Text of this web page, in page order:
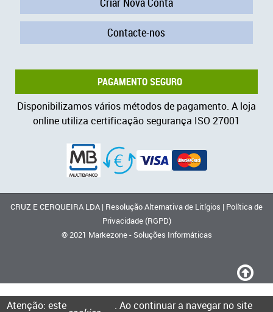
Contacte-nos
PAGAMENTO SEGURO
Disponibilizamos vários métodos de pagamento. A loja
online utiliza certificação segurança ISO 27001
CRUZ E CERQUEIRA LDA | Resolução Alternativa de Litígios | Política de
Privacidade (RGPD)
© 2021 Markezone - Soluções Informáticas
Atenção: este . Ao continuar a navegar no site